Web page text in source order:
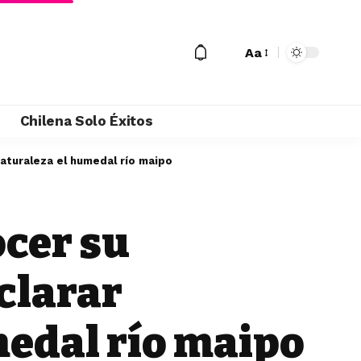
Aa
Chilena Solo Éxitos
el humedal río maipo
su
río maipo